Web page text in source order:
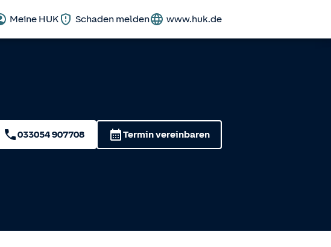
Meine HUK Schaden melden www.huk.de
033054 907708 Termin vereinbaren